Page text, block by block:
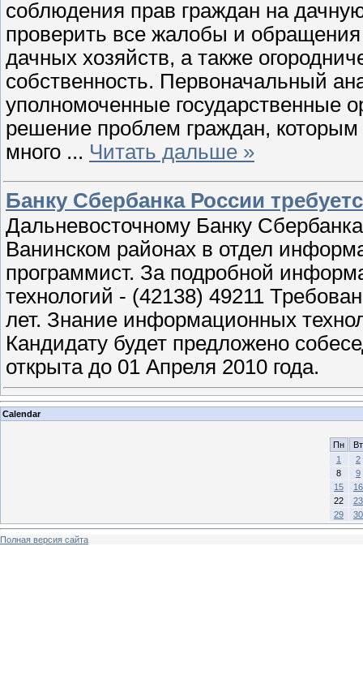
соблюдения прав граждан на
проверить все жалобы и
дачных хозяйств, а также
собственность. Первоначальный
уполномоченные государственные
решение проблем граждан,
много ... Читать дальше »
Банку Сбербанка России
Дальневосточному Банку
Ванинском районах в отдел
программист. За подробной
технологий - (42138) 49211
лет. Знание информационных
Кандидату будет предложено
открыта до 01 Апреля 2010 года.
Calendar
Пн
Вт
1
2
8
9
15
16
22
23
29
30
Полная версия сайта